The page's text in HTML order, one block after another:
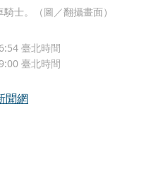
士。（圖／翻攝畫面）
臺北時間
臺北時間
聞網